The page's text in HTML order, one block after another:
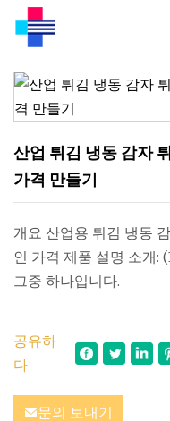
산업 튀김 냉동 감자
가격 만들기
개요 산업용 튀김 냉동
인 가격 제품 설명 소개:
그중 하나입니다.
공유하
다
문의 보내기